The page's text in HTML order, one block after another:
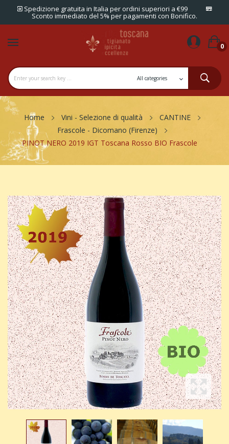
Spedizione gratuita in Italia per ordini superiori a €99
Sconto immediato del 5% per pagamenti con Bonifico.
0
Home Vini - Selezione di qualità
CANTINE
Frascole - Dicomano (Firenze)
PINOT NERO 2019 IGT Toscana Rosso BIO Frascole